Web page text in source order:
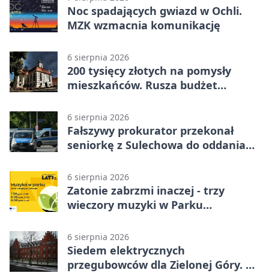
Noc spadających gwiazd w Ochli.
MZK wzmacnia komunikację
6 sierpnia 2026
200 tysięcy złotych na pomysły
mieszkańców. Rusza budżet
6 sierpnia 2026
Fałszywy prokurator przekonał
seniorkę z Sulechowa do oddania
6 sierpnia 2026
Zatonie zabrzmi inaczej - trzy
wieczory muzyki w Parku
6 sierpnia 2026
Siedem elektrycznych
przegubowców dla Zielonej Góry. To